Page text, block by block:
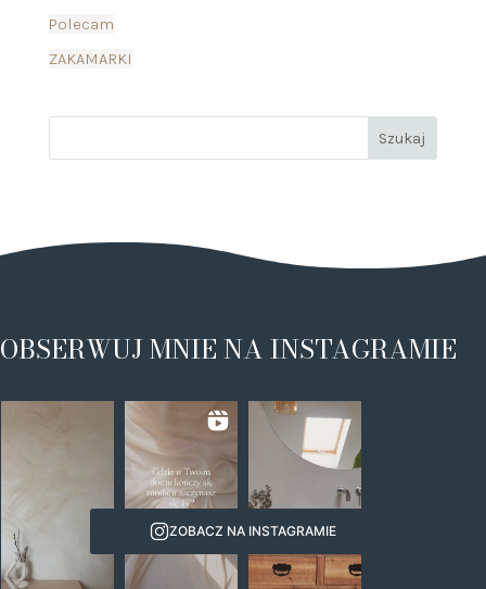
Polecam
ZAKAMARKI
OBSERWUJ MNIE NA INSTAGRAMIE
ZOBACZ NA INSTAGRAMIE